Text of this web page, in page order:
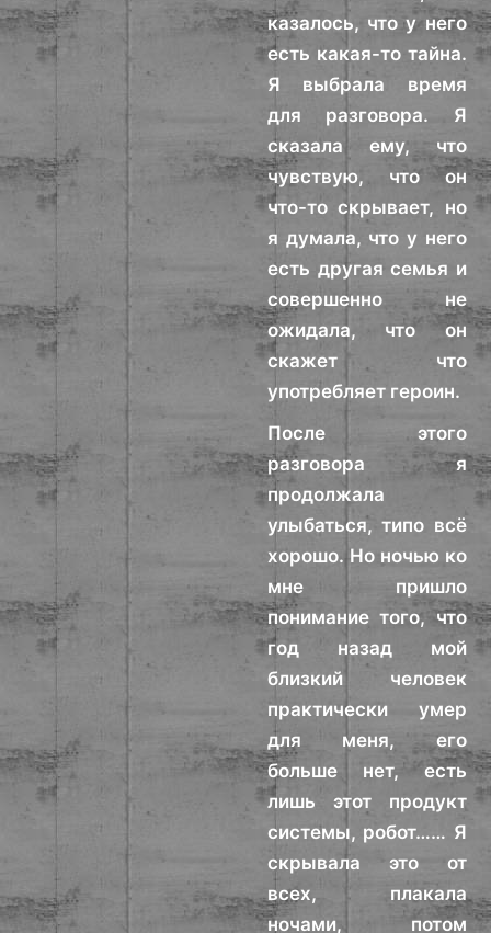
казалось, что у него
есть какая-то тайна.
Я выбрала время
для разговора. Я
сказала ему, что
чувствую, что он
что-то скрывает, но
я думала, что у него
есть другая семья и
совершенно не
ожидала, что он
скажет что
употребляет героин.
После этого
разговора я
продолжала
улыбаться, типо всё
хорошо. Но ночью ко
мне пришло
понимание того, что
год назад мой
близкий человек
практически умер
для меня, его
больше нет, есть
лишь этот продукт
системы, робот…… Я
скрывала это от
всех, плакала
ночами, потом